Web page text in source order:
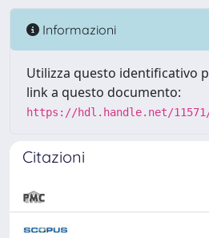
Informazioni
Utilizza questo identificativo
link a questo documento:
https://hdl.handle.net/11571/
Citazioni